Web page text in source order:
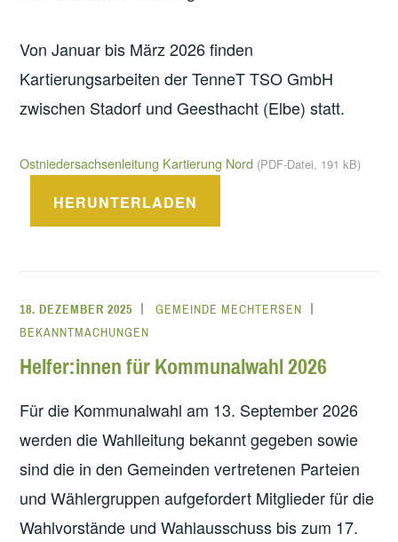
Von Januar bis März 2026 finden
Kartierungsarbeiten der TenneT TSO GmbH
zwischen Stadorf und Geesthacht (Elbe) statt.
Ostniedersachsenleitung Kartierung Nord (PDF-Datei, 191 kB)
HERUNTERLADEN
18. DEZEMBER 2025
GEMEINDE MECHTERSEN
BEKANNTMACHUNGEN
Helfer:innen für Kommunalwahl 2026
Für die Kommunalwahl am 13. September 2026
werden die Wahlleitung bekannt gegeben sowie
sind die in den Gemeinden vertretenen Parteien
und Wählergruppen aufgefordert Mitglieder für die
Wahlvorstände und Wahlausschuss bis zum 17.